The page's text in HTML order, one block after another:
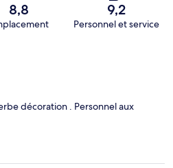
8,8 9,2
Personnel et service
décoration . Personnel aux